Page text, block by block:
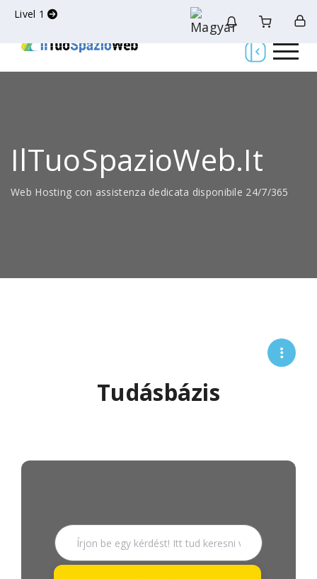
Livel 1
IlTuoSpazioWeb.it
Web Hosting con assistenza dedicata disponibile 24/7/365
Tudásbázis